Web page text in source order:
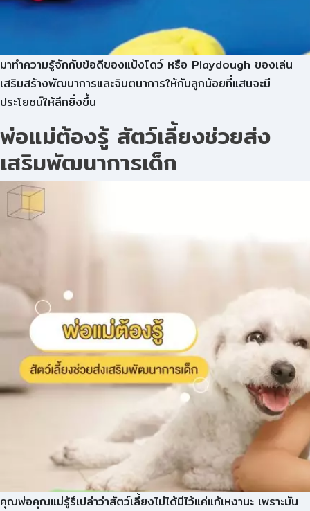
มาทำความรู้จักกับข้อดีของแป้งโดว์ หรือ Playdough ของเล่น
เสริมสร้างพัฒนาการและจินตนาการให้กับลูกน้อยที่แสนจะมี
ประโยชน์ให้ลึกยิ่งขึ้น
พ่อแม่ต้องรู้ สัตว์เลี้ยงช่วยส่ง
เสริมพัฒนาการเด็ก
คุณพ่อคุณแม่รู้รึเปล่าว่าสัตว์เลี้ยงไม่ได้มีไว้แค่แก้เหงานะ เพราะมัน